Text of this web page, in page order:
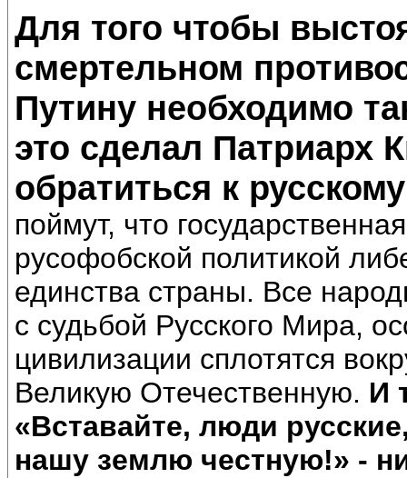
Для того чтобы
смертельном
Путину необходимо
это сделал Патриарх
обратиться к
поймут, что
русофобской политикой
единства страны. Все
с судьбой Русского Мира,
цивилизации сплотятся
Великую Отечественную. И
«Вставайте, люди
нашу землю честную!» -